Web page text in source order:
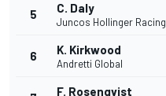
5 C. Daly
Juncos Hollinger Racing
6 K. Kirkwood
Andretti Global
F. Rosenqvist